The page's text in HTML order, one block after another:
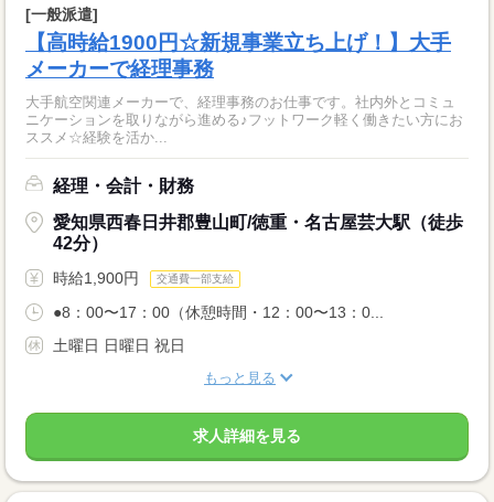
[一般派遣]
【高時給1900円☆新規事業立ち上げ！】大手
メーカーで経理事務
大手航空関連メーカーで、経理事務のお仕事です。社内外とコミュ
ニケーションを取りながら進める♪フットワーク軽く働きたい方にお
ススメ☆経験を活か...
経理・会計・財務
愛知県西春日井郡豊山町/徳重・名古屋芸大駅（徒歩
42分）
時給1,900円 交通費一部支給
●8：00〜17：00（休憩時間・12：00〜13：0...
土曜日 日曜日 祝日
もっと見る
求人詳細を見る